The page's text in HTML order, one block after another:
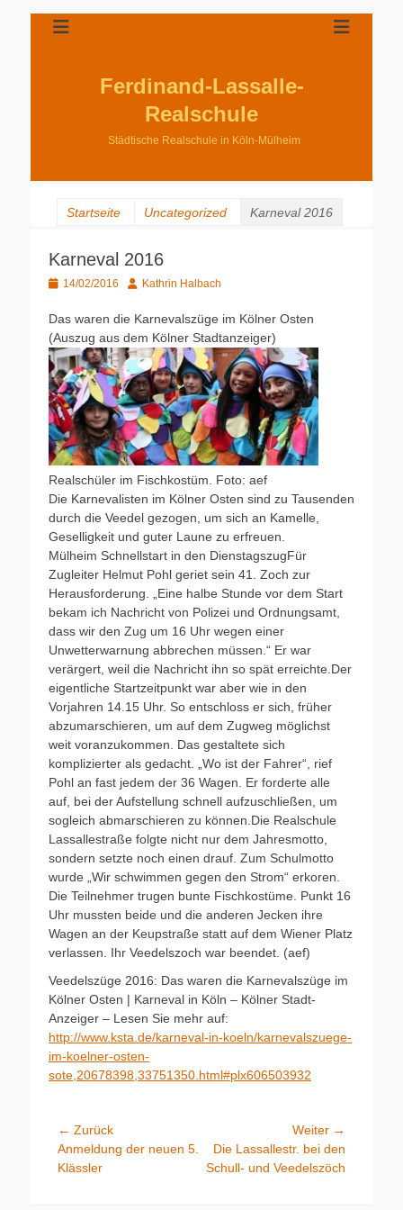
Ferdinand-Lassalle-
Realschule
Städtische Realschule in Köln-Mülheim
Startseite Uncategorized Karneval 2016
Karneval 2016
Gepostet
14/02/2016 AutorKathrin Halbach
Das waren die Karnevalszüge im Kölner Osten
(Auszug aus dem Kölner Stadtanzeiger)
Realschüler im Fischkostüm. Foto: aef
Die Karnevalisten im Kölner Osten sind zu Tausenden
durch die Veedel gezogen, um sich an Kamelle,
Geselligkeit und guter Laune zu erfreuen.
Mülheim Schnellstart in den DienstagszugFür
Zugleiter Helmut Pohl geriet sein 41. Zoch zur
Herausforderung. „Eine halbe Stunde vor dem Start
bekam ich Nachricht von Polizei und Ordnungsamt,
dass wir den Zug um 16 Uhr wegen einer
Unwetterwarnung abbrechen müssen.“ Er war
verärgert, weil die Nachricht ihn so spät erreichte.Der
eigentliche Startzeitpunkt war aber wie in den
Vorjahren 14.15 Uhr. So entschloss er sich, früher
abzumarschieren, um auf dem Zugweg möglichst
weit voranzukommen. Das gestaltete sich
komplizierter als gedacht. „Wo ist der Fahrer“, rief
Pohl an fast jedem der 36 Wagen. Er forderte alle
auf, bei der Aufstellung schnell aufzuschließen, um
sogleich abmarschieren zu können.Die Realschule
Lassallestraße folgte nicht nur dem Jahresmotto,
sondern setzte noch einen drauf. Zum Schulmotto
wurde „Wir schwimmen gegen den Strom“ erkoren.
Die Teilnehmer trugen bunte Fischkostüme. Punkt 16
Uhr mussten beide und die anderen Jecken ihre
Wagen an der Keupstraße statt auf dem Wiener Platz
verlassen. Ihr Veedelszoch war beendet. (aef)
Veedelszüge 2016: Das waren die Karnevalszüge im
Kölner Osten | Karneval in Köln – Kölner Stadt-
Anzeiger – Lesen Sie mehr auf:
http://www.ksta.de/karneval-in-koeln/karnevalszuege-
im-koelner-osten-
sote,20678398,33751350.html#plx606503932
Beitragsnavigation
← Zurück
Vorhergehender
Beitrag:
Anmeldung der neuen 5.
Klässler
Weiter →
Nächster
Beitrag:
Die Lassallestr. bei den
Schull- und Veedelszöch